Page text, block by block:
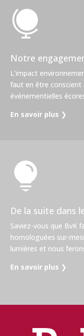

Notre
L’impact
faut en être conscient
événementielles
En savoir plus ❯

De la suite dans
Saviez-vous que BvK
homologuées sur-
lumières et nous
En savoir plus ❯